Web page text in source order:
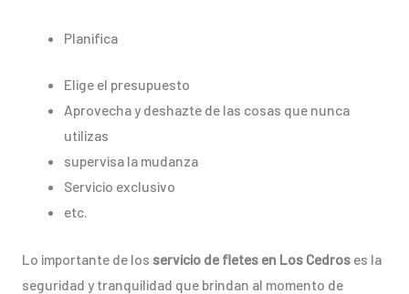
Planifica
Elige el presupuesto
Aprovecha y deshazte de las cosas que nunca
utilizas
supervisa la mudanza
Servicio exclusivo
etc.
Lo importante de los servicio de fletes en Los Cedroses la
seguridad y tranquilidad que brindan al momento de